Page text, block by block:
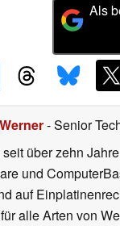
Als
- Senior
seit über zehn
und
auf
alle Arten von